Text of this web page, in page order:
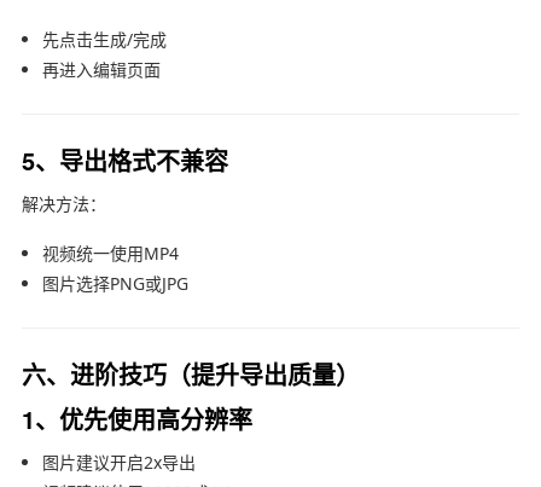
先点击生成/完成
再进入编辑页面
5、导出格式不兼容
解决方法：
视频统一使用MP4
图片选择PNG或JPG
六、进阶技巧（提升导出质量）
1、优先使用高分辨率
图片建议开启2x导出